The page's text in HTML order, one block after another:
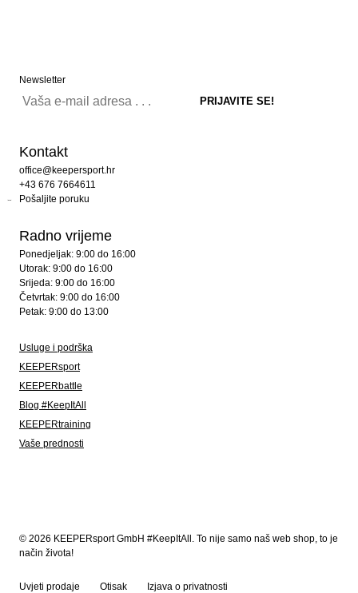
Newsletter
Kontakt
office@keepersport.hr
+43 676 7664611
Pošaljite poruku
Radno vrijeme
Ponedjeljak: 9:00 do 16:00
Utorak: 9:00 do 16:00
Srijeda: 9:00 do 16:00
Četvrtak: 9:00 do 16:00
Petak: 9:00 do 13:00
Usluge i podrška
KEEPERsport
KEEPERbattle
Blog #KeepItAll
KEEPERtraining
Vaše prednosti
© 2026 KEEPERsport GmbH #KeepItAll. To nije samo naš web shop, to je
način života!
Uvjeti prodaje Otisak Izjava o privatnosti